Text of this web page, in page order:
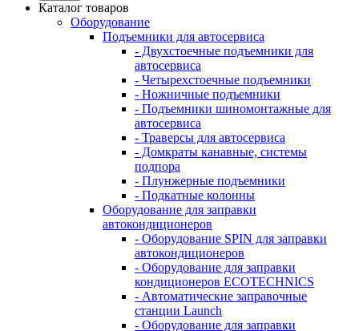
Каталог товаров
Оборудование
Подъемники для автосервиса
- Двухстоечные подъемники для
автосервиса
- Четырехстоечные подъемники
- Ножничные подъемники
- Подъемники шиномонтажные для
автосервиса
- Траверсы для автосервиса
- Домкраты канавные, системы
подпора
- Плунжерные подъемники
- Подкатные колонны
Оборудование для заправки
автокондиционеров
- Оборудование SPIN для заправки
автокондиционеров
- Оборудование для заправки
кондиционеров ECOTECHNICS
- Автоматические заправочные
станции Launch
- Оборудование для заправки